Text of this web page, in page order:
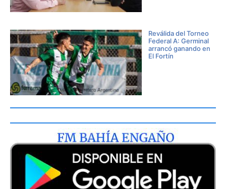
Reválida del Torneo
Federal A: Germinal
arrancó ganando en
El Fortín